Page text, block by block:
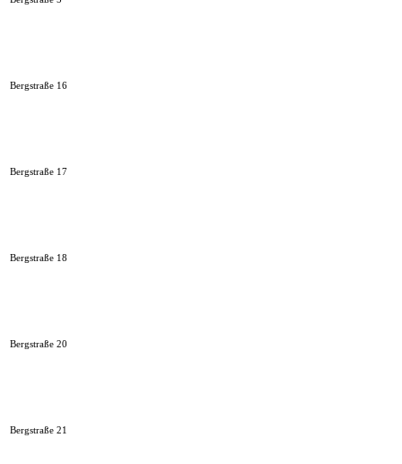
Bergstraße 16
Bergstraße 17
Bergstraße 18
Bergstraße 20
Bergstraße 21